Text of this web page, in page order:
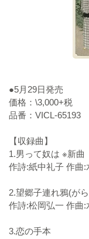
●5月29日発売
価格：\3,000+税
品番：VICL-65193
【収録曲】
1.男って奴は ※新曲
作詩:紙中礼子 作曲
2.望郷子連れ鴉(が
作詩:松岡弘一 作曲
3.恋の手本